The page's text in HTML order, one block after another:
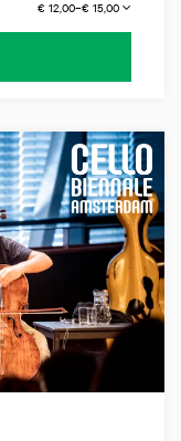
€ 12,00–€ 15,00